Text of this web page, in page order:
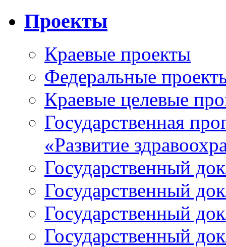
Проекты
Краевые проекты
Федеральные
Краевые целевые
Государственная
«Развитие
Государственный
Государственный
Государственный
Государственный